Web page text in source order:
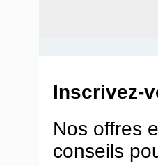
Inscrivez-
Nos offres
conseils